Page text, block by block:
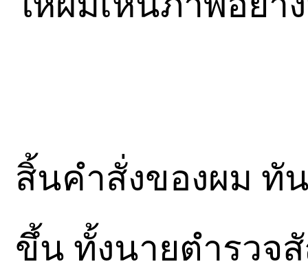
สิ้นคำสั่งของผม ทั
ขึ้น ทั้งนายตำรวจ